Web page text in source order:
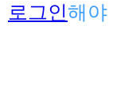
로그인해야